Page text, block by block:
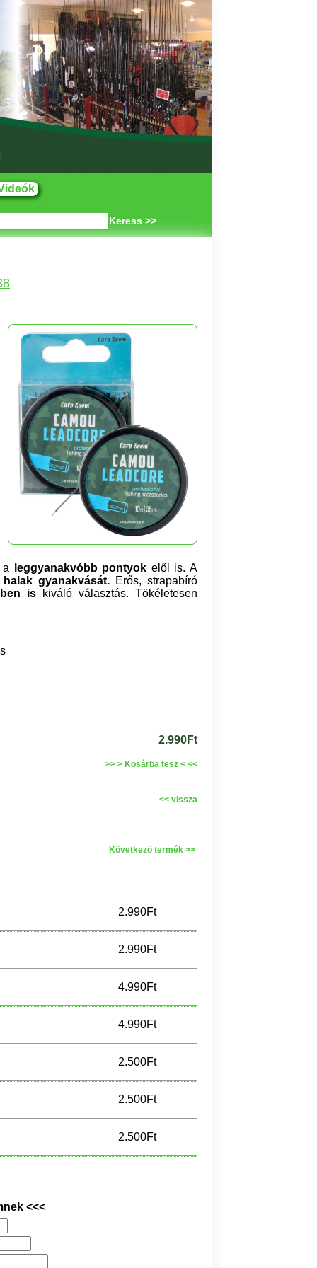
Keress >>
a leggyanakvóbb pontyok elől is. A
gyanakvását. Erős, strapabíró
iskiváló választás. Tökéletesen
2.990Ft
>> > Kosárba tesz < <<
<< vissza
Következö termék >>
2.990Ft
2.990Ft
4.990Ft
4.990Ft
2.500Ft
2.500Ft
2.500Ft
<<<